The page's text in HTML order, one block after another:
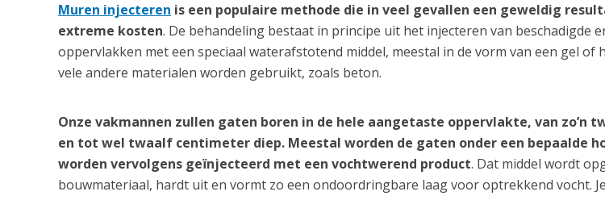
Muren injecteren is een populaire methode die in veel gevallen een geweldig
extreme kosten. De behandeling bestaat in principe uit het injecteren van beschadigde
oppervlakken met een speciaal waterafstotend middel, meestal in de vorm van een gel of
vele andere materialen worden gebruikt, zoals beton.
Onze vakmannen zullen gaten boren in de hele aangetaste oppervlakte, van zo’n
en tot wel twaalf centimeter diep. Meestal worden de gaten onder een bepaalde
worden vervolgens geïnjecteerd met een vochtwerend product. Dat middel wordt
bouwmateriaal, hardt uit en vormt zo een ondoordringbare laag voor optrekkend vocht.